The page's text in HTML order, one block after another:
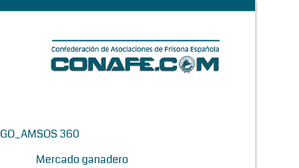
GO_AMSOS 360
Mercado ganadero